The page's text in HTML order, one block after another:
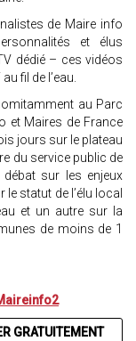
de Maire info
et élus
dédié – ces vidéos
fil de l’eau.
au Parc
et Maires de France
jours sur le plateau
du service public de
sur les enjeux
statut de l’élu local
et un autre sur la
de moins de 1
GRATUITEMENT